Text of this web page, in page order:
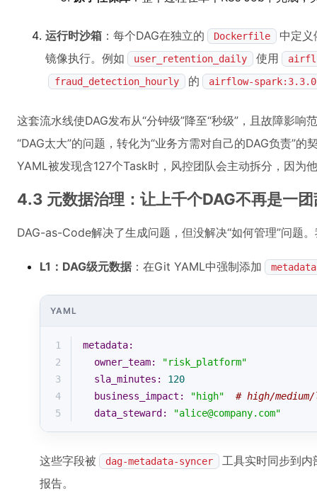
运行时沙箱 ：每个DAG在独立的 Dockerfile
中定义
镜像执行。例如
user_retention_daily 使用
fraud_detection_hourly
的 airflow-spark:3.3.0
这套流水线使DAG发布从“分钟级”降至“秒级”，且故障影响
“DAG太大”的问题，转化为“业务方需对自己的DAG负责”
YAML被发现含127个Task时，风控团队会主动拆分，因为
4.3 元数据治理：让上千个DAG不再是一团
DAG-as-Code解决了生成问题，但没解决“如何管理”问题
L1：DAG级元数据 ：在Git YAML中强制添加 metadata
YAML
1
metadata:
2
owner_team:
"risk_platform"
3
sla_minutes:
120
4
business_impact: "high"
# high/medium/
5
data_steward: "alice@company.com"
这些字段被 dag-metadata-syncer
工具实时同步到内
报告。